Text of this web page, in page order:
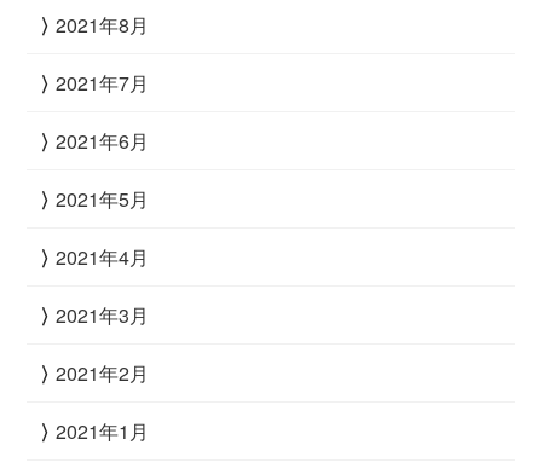
2021年8月
2021年7月
2021年6月
2021年5月
2021年4月
2021年3月
2021年2月
2021年1月